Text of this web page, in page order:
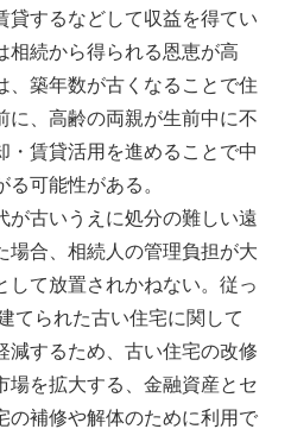
貸するなどして収益を得てい
相続から得られる恩恵が高
、築年数が古くなることで住
に、高齢の両親が生前中に不
・賃貸活用を進めることで中
可能性がある。
が古いうえに処分の難しい遠
場合、相続人の管理負担が大
して放置されかねない。従っ
てられた古い住宅に関して
減するため、古い住宅の改修
場を拡大する、金融資産とセ
の補修や解体のために利用で